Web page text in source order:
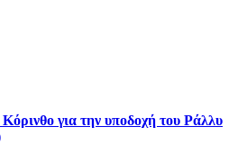
για την υποδοχή του Ράλλυ